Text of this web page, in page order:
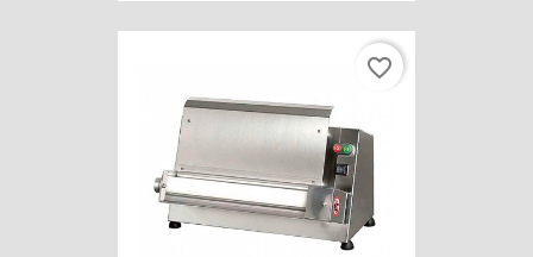
favorite_border